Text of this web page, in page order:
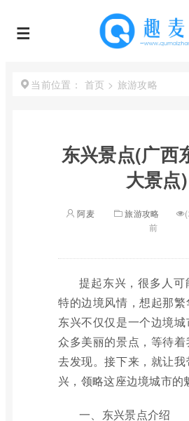
当前位置： 首页 > 旅游攻略
东兴景点(广西
大景点)
阿麦 旅游攻略
前
提起东兴，很多人可
特的边境风情，想起那繁
东兴不仅仅是一个边境
众多美丽的景点，等待着
去发现。接下来，就让
兴，领略这座边境城市的
一、东兴景点介绍